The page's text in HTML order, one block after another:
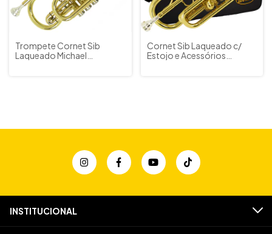
Trompete Cornet Sib
Laqueado Michael
Cornet Sib Laqueado c/
Estojo e Acessórios
INSTITUCIONAL